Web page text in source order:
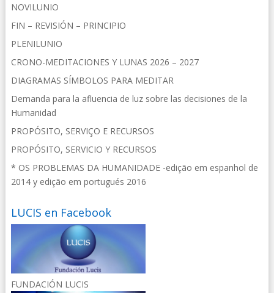
NOVILUNIO
FIN – REVISIÓN – PRINCIPIO
PLENILUNIO
CRONO-MEDITACIONES Y LUNAS 2026 – 2027
DIAGRAMAS SÍMBOLOS PARA MEDITAR
Demanda para la afluencia de luz sobre las decisiones de la
Humanidad
PROPÓSITO, SERVIÇO E RECURSOS
PROPÓSITO, SERVICIO Y RECURSOS
* OS PROBLEMAS DA HUMANIDADE -edição em espanhol de
2014 y edição em portugués 2016
LUCIS en Facebook
FUNDACIÓN LUCIS